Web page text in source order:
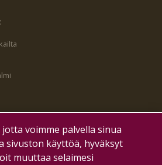
voimme palvella sinua
sivuston käyttöä, hyväksyt
muuttaa selaimesi